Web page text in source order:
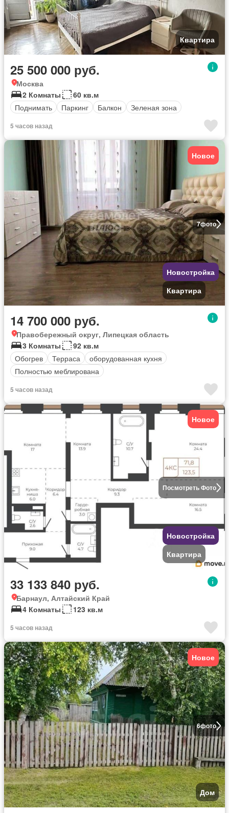
Квартира
25 500 000 руб.
Москва
2 Комнаты
60 кв.м
Поднимать
Паркинг Балкон Зеленая зона
5 часов назад
7фото
Новое
Новостройка
Квартира
14 700 000 руб.
Правобережный округ, Липецкая область
3 Комнаты
92 кв.м
Обогрев
Терраса
оборудованная кухня
Полностью меблирована
5 часов назад
Посмотреть Фото
Новое
Новостройка
Квартира
33 133 840 руб.
Барнаул, Алтайский Край
4 Комнаты
123 кв.м
5 часов назад
6фото
Новое
Дом